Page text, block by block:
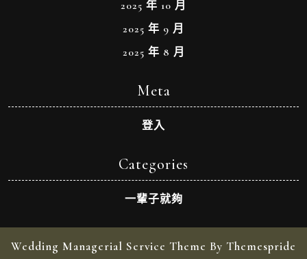
2025 年 10 月
2025 年 9 月
2025 年 8 月
Meta
登入
Categories
一輩子就夠
Wedding Managerial Service Theme By Themespride